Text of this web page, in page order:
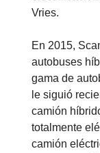
Vries.
En 2015,
autobuses
gama de
le siguió
camión
totalmente
camión